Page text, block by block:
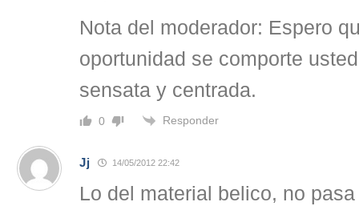
Nota del moderador: Espero
oportunidad se comporte
sensata y centrada.
0 Responder
Jj 14/05/2012 22:42
Lo del material belico, no